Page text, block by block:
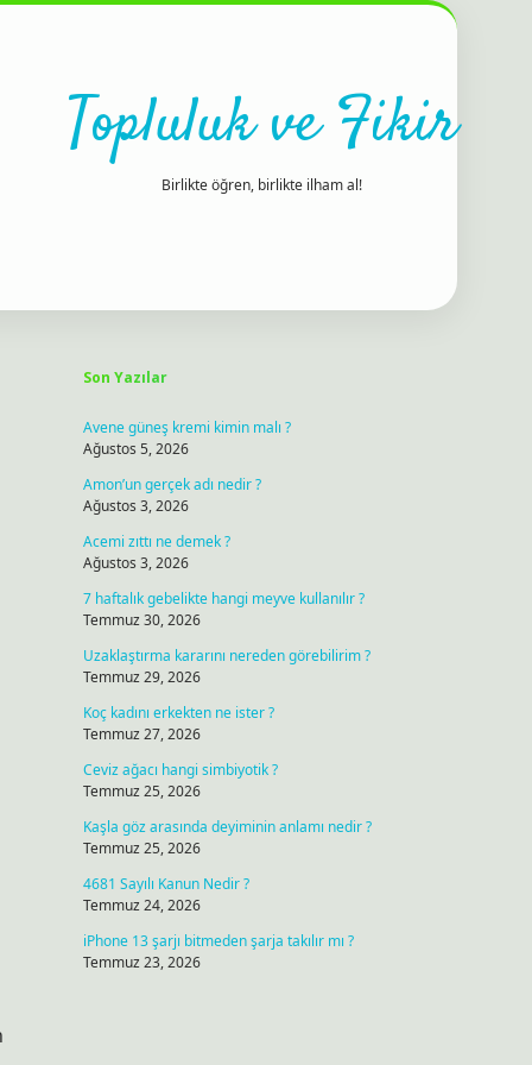
Topluluk ve Fikir
Birlikte öğren, birlikte ilham al!
Son Yazılar
Avene güneş kremi kimin malı ?
Ağustos 5, 2026
Amon’un gerçek adı nedir ?
Ağustos 3, 2026
Acemi zıttı ne demek ?
Ağustos 3, 2026
7 haftalık gebelikte hangi meyve kullanılır ?
Temmuz 30, 2026
Uzaklaştırma kararını nereden görebilirim ?
Temmuz 29, 2026
Koç kadını erkekten ne ister ?
Temmuz 27, 2026
Ceviz ağacı hangi simbiyotik ?
Temmuz 25, 2026
Kaşla göz arasında deyiminin anlamı nedir ?
Temmuz 25, 2026
4681 Sayılı Kanun Nedir ?
Temmuz 24, 2026
iPhone 13 şarjı bitmeden şarja takılır mı ?
Temmuz 23, 2026